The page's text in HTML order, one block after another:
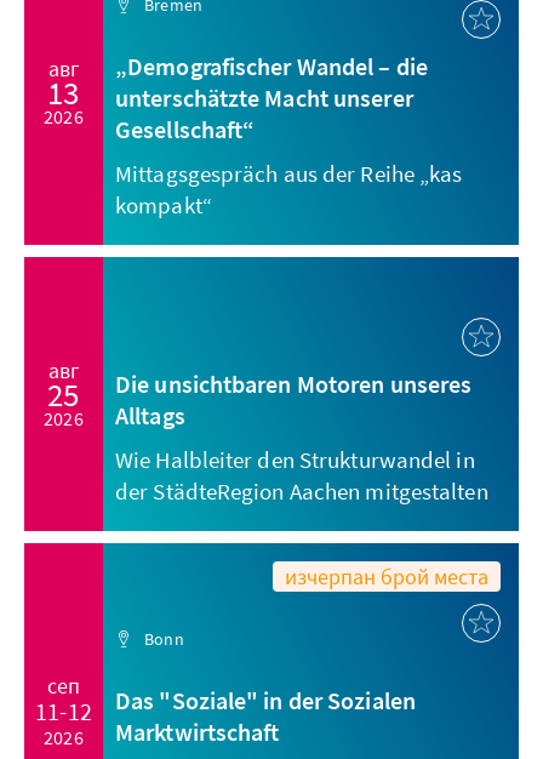
авг
13
2026
Bremen
„Demografischer Wandel – die
unterschätzte Macht unserer
Gesellschaft“
Mittagsgespräch aus der Reihe „kas
kompakt“
авг
25
2026
Die unsichtbaren Motoren unseres
Alltags
Wie Halbleiter den Strukturwandel in
der StädteRegion Aachen mitgestalten
сеп
11-12
2026
изчерпан брой места
Bonn
Das "Soziale" in der Sozialen
Marktwirtschaft